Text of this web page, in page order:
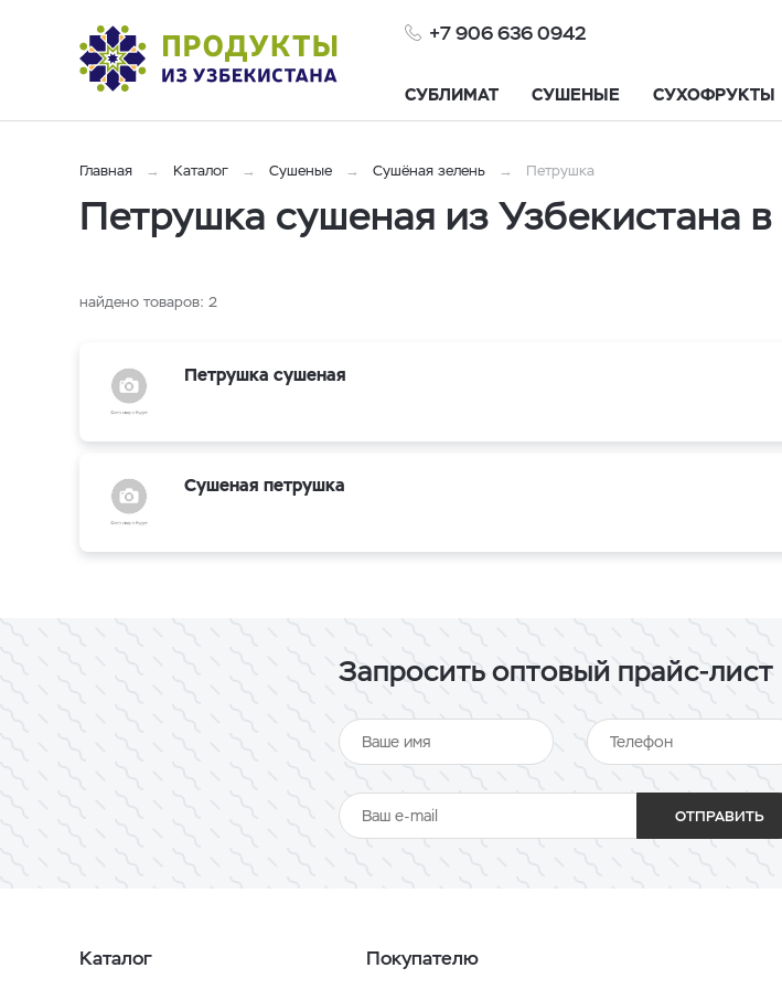
+7 906 636 0942
СУБЛИМАТ СУШЕНЫЕ СУХОФРУКТЫ
Главная Каталог Сушеные Cушёная зелень Петрушка
Петрушка сушеная из Узбекистана
найдено товаров: 2
Петрушка сушеная
Сушеная петрушка
Запросить оптовый прайс-лист
ОТПРАВИТЬ
Каталог Покупателю